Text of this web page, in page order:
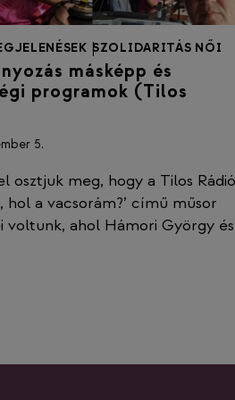
|
SZOLIDARITÁS NŐI
másképp és
programok (Tilos
5.
osztjuk meg, hogy a Tilos Rádió
hol a vacsorám?’ című műsor
voltunk, ahol Hámori György és